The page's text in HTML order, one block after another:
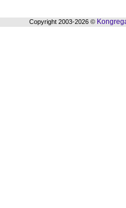
Copyright 2003-2026 ©